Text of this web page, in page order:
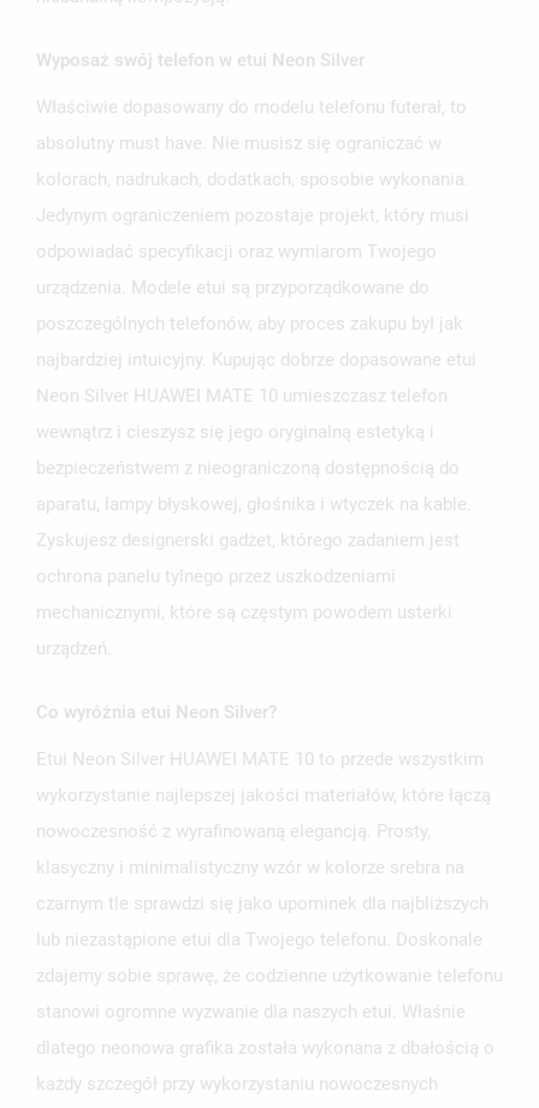
Wyposaż swój telefon w etui Neon Silver
Właściwie dopasowany do modelu telefonu futerał, to
absolutny must have. Nie musisz się ograniczać w
kolorach, nadrukach, dodatkach, sposobie wykonania.
Jedynym ograniczeniem pozostaje projekt, który musi
odpowiadać specyfikacji oraz wymiarom Twojego
urządzenia. Modele etui są przyporządkowane do
poszczególnych telefonów, aby proces zakupu był jak
najbardziej intuicyjny. Kupując dobrze dopasowane etui
Neon Silver HUAWEI MATE 10 umieszczasz telefon
wewnątrz i cieszysz się jego oryginalną estetyką i
bezpieczeństwem z nieograniczoną dostępnością do
aparatu, lampy błyskowej, głośnika i wtyczek na kable.
Zyskujesz designerski gadżet, którego zadaniem jest
ochrona panelu tylnego przez uszkodzeniami
mechanicznymi, które są częstym powodem usterki
urządzeń.
Co wyróżnia etui Neon Silver?
Etui Neon Silver HUAWEI MATE 10 to przede wszystkim
wykorzystanie najlepszej jakości materiałów, które łączą
nowoczesność z wyrafinowaną elegancją. Prosty,
klasyczny i minimalistyczny wzór w kolorze srebra na
czarnym tle sprawdzi się jako upominek dla najbliższych
lub niezastąpione etui dla Twojego telefonu. Doskonale
zdajemy sobie sprawę, że codzienne użytkowanie telefonu
stanowi ogromne wyzwanie dla naszych etui. Właśnie
dlatego neonowa grafika została wykonana z dbałością o
każdy szczegół przy wykorzystaniu nowoczesnych
MOJE LISTY ŻYCZEŃ
UTWÓRZ NOWĄ LISTĘ
UTWÓRZ LISTĘ ŻYCZEŃ
ANULUJ UTWÓRZ LISTĘ ŻYCZEŃ
ZALOGUJ SIĘ
MUSISZ BYĆ ZALOGOWANY BY ZAPISAĆ PRODUKTY NA
SWOJEJ LIŚCIE ŻYCZEŃ.
ANULUJ ZALOGUJ SIĘ